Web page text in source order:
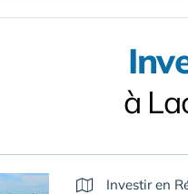
à
Investir en